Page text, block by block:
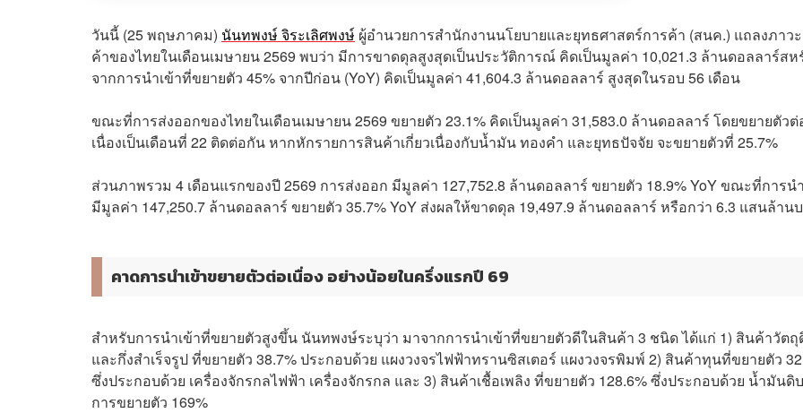
วันนี้ (25 พฤษภาคม) นันทพงษ์ จิระเลิศพงษ์ ผู้อำนวยการสำนักงานนโยบายและยุทธศาสตร์การค้า (สนค.) แถลงภาว
ค้าของไทยในเดือนเมษายน 2569 พบว่า มีการขาดดุลสูงสุดเป็นประวัติการณ์ คิดเป็นมูลค่า 10,021.3 ล้านดอลลาร์สห
จากการนำเข้าที่ขยายตัว 45% จากปีก่อน (YoY) คิดเป็นมูลค่า 41,604.3 ล้านดอลลาร์ สูงสุดในรอบ 56 เดือน
ขณะที่การส่งออกของไทยในเดือนเมษายน 2569 ขยายตัว 23.1% คิดเป็นมูลค่า 31,583.0 ล้านดอลลาร์ โดยขยายตัวต่
เนื่องเป็นเดือนที่ 22 ติดต่อกัน หากหักรายการสินค้าเกี่ยวเนื่องกับน้ำมัน ทองคำ และยุทธปัจจัย จะขยายตัวที่ 25.7%
ส่วนภาพรวม 4 เดือนแรกของปี 2569 การส่งออก มีมูลค่า 127,752.8 ล้านดอลลาร์ ขยายตัว 18.9% YoY ขณะที่การน
มีมูลค่า 147,250.7 ล้านดอลลาร์ ขยายตัว 35.7% YoY ส่งผลให้ขาดดุล 19,497.9 ล้านดอลลาร์ หรือกว่า 6.3 แสนล้าน
คาดการนำเข้าขยายตัวต่อเนื่อง อย่างน้อยในครึ่งแรกปี 69
สำหรับการนำเข้าที่ขยายตัวสูงขึ้น นันทพงษ์ระบุว่า มาจากการนำเข้าที่ขยายตัวดีในสินค้า 3 ชนิด ได้แก่ 1) สินค้าวัตถุ
และกึ่งสำเร็จรูป ที่ขยายตัว 38.7% ประกอบด้วย แผงวงจรไฟฟ้าทรานซิสเตอร์ แผงวงจรพิมพ์ 2) สินค้าทุนที่ขยายตัว
ซึ่งประกอบด้วย เครื่องจักรกลไฟฟ้า เครื่องจักรกล และ 3) สินค้าเชื้อเพลิง ที่ขยายตัว 128.6% ซึ่งประกอบด้วย น้ำมันดิ
การขยายตัว 169%